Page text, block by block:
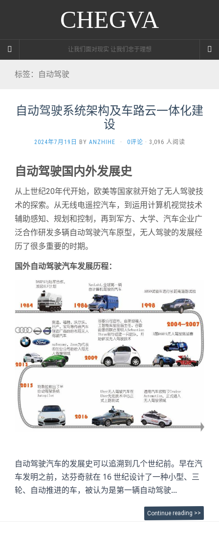
CHEGVA
让我们面对现实 让我们忠于理想
标签：自动驾驶
自动驾驶系统架构及车路云一体化建
设
2024年7月19日 BY ANZHIHE · 0评论 · 3,096 人阅读
自动驾驶国内外发展史
从上世纪20年代开始，欧美等国家就开始了无人驾驶技
术的探索。从无线电遥控汽车，到运用计算机视觉技术
辅助感知、规划和控制，再到军方、大学、汽车企业广
泛合作研发多辆自动驾驶汽车原型，无人驾驶的发展经
历了很多重要的时期。
国外自动驾驶汽车发展历程：
自动驾驶汽车的发展史可以追溯到几个世纪前。早在汽
车发明之前，达芬奇就在 16 世纪设计了一种小型、三
轮、自动推进的车，被认为是第一辆自动驾驶...
Continue reading >>